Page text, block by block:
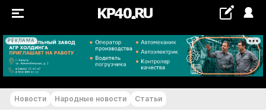
РЕКЛАМА
+20...+21 °С
Новости Народные новости Статьи